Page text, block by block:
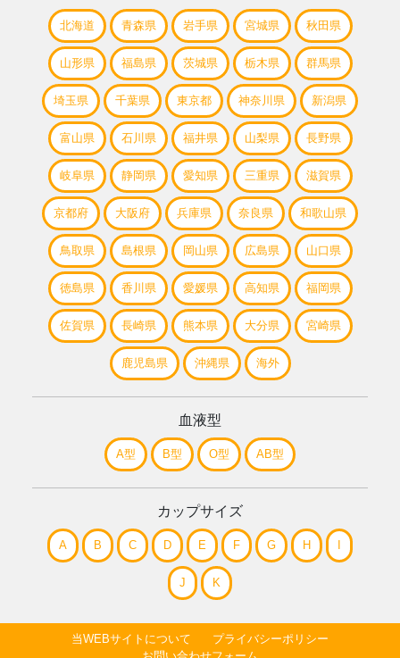
北海道 青森県 岩手県 宮城県 秋田県
山形県 福島県 茨城県 栃木県 群馬県
埼玉県 千葉県 東京都 神奈川県 新潟県
富山県 石川県 福井県 山梨県 長野県
岐阜県 静岡県 愛知県 三重県 滋賀県
京都府 大阪府 兵庫県 奈良県 和歌山県
鳥取県 島根県 岡山県 広島県 山口県
徳島県 香川県 愛媛県 高知県 福岡県
佐賀県 長崎県 熊本県 大分県 宮崎県
鹿児島県 沖縄県 海外
血液型
A型 B型 O型 AB型
カップサイズ
A B C D E F G H
J K
当WEBサイトについて
プライバシーポリシー